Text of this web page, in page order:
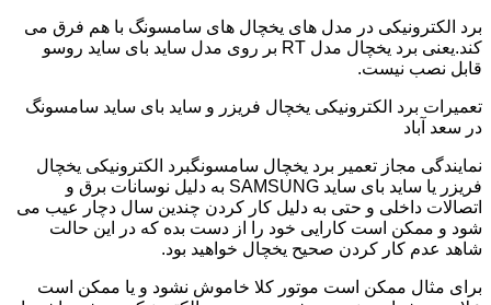
برد الکترونیکی در مدل های یخچال های سامسونگ با هم فرق می
کند.یعنی برد یخچال مدل RT بر روی مدل ساید بای ساید روسو
قابل نصب نیست.
تعمیرات برد الکترونیکی یخچال فریزر و ساید بای ساید سامسونگ
در سعد آباد
نمایندگی مجاز تعمیر برد یخچال سامسونگبرد الکترونیکی یخچال
فریزر یا ساید بای ساید SAMSUNG به دلیل نوسانات برق و
اتصالات داخلی و حتی به دلیل کار کردن چندین سال دچار عیب می
شود و ممکن است کارایی خود را از دست بده که در این حالت
شاهد عدم کار کردن صحیح یخچال خواهید بود.
برای مثال ممکن است موتور کلا خاموش نشود و یا ممکن است